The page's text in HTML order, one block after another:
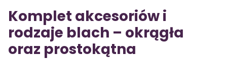
Komplet akcesoriów i
rodzaje blach – okrągła
oraz prostokątna